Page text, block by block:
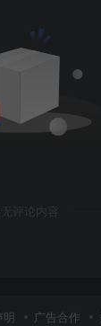
无评论内容
明 广告合作